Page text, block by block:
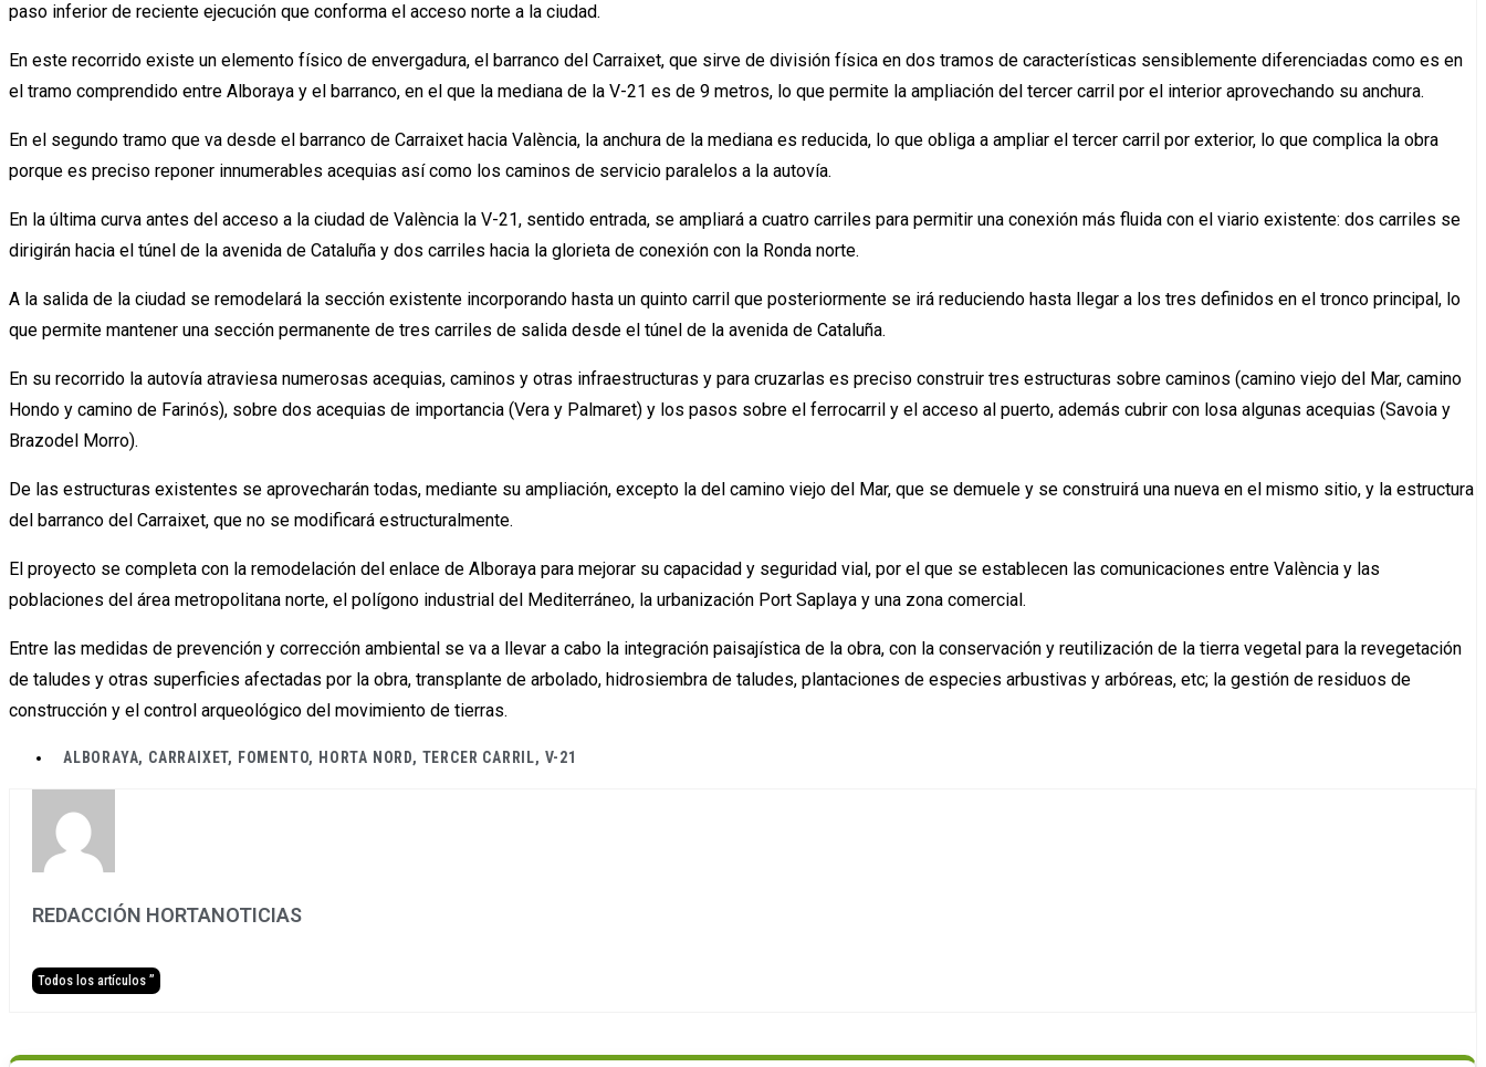
paso inferior de reciente ejecución que conforma el acceso norte a la ciudad.
En este recorrido existe un elemento físico de envergadura, el barranco del Carraixet, que sirve de división física en dos tramos de características sensiblemente diferenciadas como es en
el tramo comprendido entre Alboraya y el barranco, en el que la mediana de la V-21 es de 9 metros, lo que permite la ampliación del tercer carril por el interior aprovechando su anchura.
En el segundo tramo que va desde el barranco de Carraixet hacia València, la anchura de la mediana es reducida, lo que obliga a ampliar el tercer carril por exterior, lo que complica la obra
porque es preciso reponer innumerables acequias así como los caminos de servicio paralelos a la autovía.
En la última curva antes del acceso a la ciudad de València la V-21, sentido entrada, se ampliará a cuatro carriles para permitir una conexión más fluida con el viario existente: dos carriles se
dirigirán hacia el túnel de la avenida de Cataluña y dos carriles hacia la glorieta de conexión con la Ronda norte.
A la salida de la ciudad se remodelará la sección existente incorporando hasta un quinto carril que posteriormente se irá reduciendo hasta llegar a los tres definidos en el tronco principal, lo
que permite mantener una sección permanente de tres carriles de salida desde el túnel de la avenida de Cataluña.
En su recorrido la autovía atraviesa numerosas acequias, caminos y otras infraestructuras y para cruzarlas es preciso construir tres estructuras sobre caminos (camino viejo del Mar, camino
Hondo y camino de Farinós), sobre dos acequias de importancia (Vera y Palmaret) y los pasos sobre el ferrocarril y el acceso al puerto, además cubrir con losa algunas acequias (Savoia y
Brazodel Morro).
De las estructuras existentes se aprovecharán todas, mediante su ampliación, excepto la del camino viejo del Mar, que se demuele y se construirá una nueva en el mismo sitio, y la estructura
del barranco del Carraixet, que no se modificará estructuralmente.
El proyecto se completa con la remodelación del enlace de Alboraya para mejorar su capacidad y seguridad vial, por el que se establecen las comunicaciones entre València y las
poblaciones del área metropolitana norte, el polígono industrial del Mediterráneo, la urbanización Port Saplaya y una zona comercial.
Entre las medidas de prevención y corrección ambiental se va a llevar a cabo la integración paisajística de la obra, con la conservación y reutilización de la tierra vegetal para la revegetación
de taludes y otras superficies afectadas por la obra, transplante de arbolado, hidrosiembra de taludes, plantaciones de especies arbustivas y arbóreas, etc; la gestión de residuos de
construcción y el control arqueológico del movimiento de tierras.
ALBORAYA, CARRAIXET, FOMENTO, HORTA NORD, TERCER CARRIL, V-21
REDACCIÓN HORTANOTICIAS
Todos los artículos ”